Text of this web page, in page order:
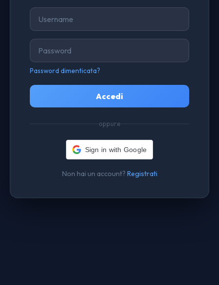
Password dimenticata?
Accedi
oppure
Sign in with Google
Non hai un account? Registrati